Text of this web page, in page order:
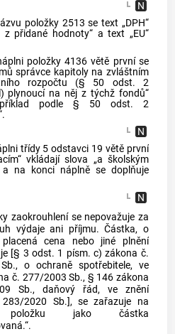
položky 2513 se text „DPH“
z přidané hodnoty“ a text „EU“
položky 4136 větě první se
správce kapitoly na zvláštním
rozpočtu (§ 50 odst. 2
plynoucí na něj z týchž fondů“
podle § 50 odst. 2
třídy 5 odstavci 19 větě první
vkládají slova „a školským
a na konci náplně se doplňuje
zaokrouhlení se nepovažuje za
výdaje ani příjmu. Částka, o
cena nebo jiné plnění
[§ 3 odst. 1 písm. c) zákona č.
o ochraně spotřebitele, ve
č. 277/2003 Sb., § 146 zákona
Sb., daňový řád, ve znění
2020 Sb.], se zařazuje na
položku jako částka